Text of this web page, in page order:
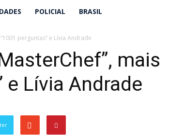
POLICIAL BRASIL
perguntas” e Lívia Andrade
mais
e Lívia Andrade